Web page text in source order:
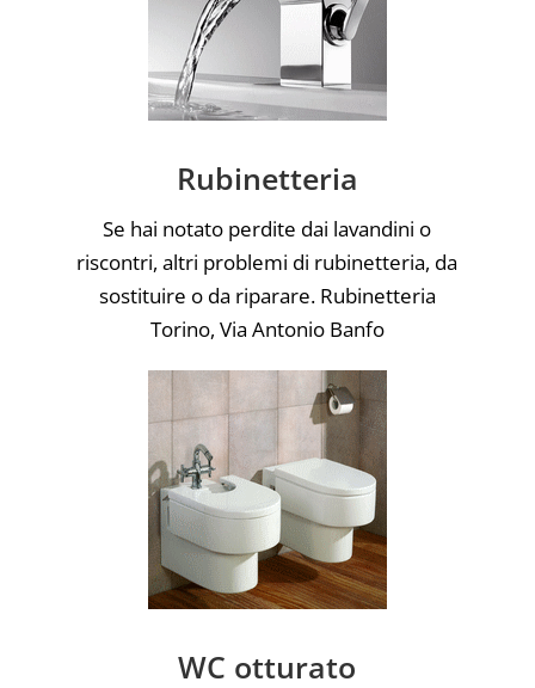
Rubinetteria
Se hai notato perdite dai lavandini o
riscontri, altri problemi di rubinetteria, da
sostituire o da riparare. Rubinetteria
Torino, Via Antonio Banfo
WC otturato